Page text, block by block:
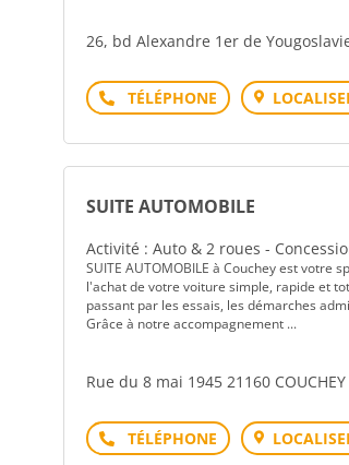
26, bd Alexandre 1er de
Téléphone
SUITE AUTOMOBILE
Activité : Auto & 2 roues -
SUITE AUTOMOBILE à Couchey est
l'achat de votre voiture simple, rapide et
passant par les essais, les démarches
Grâce à notre accompagnement ...
Rue du 8 mai 1945 21160 COUCHEY
Téléphone